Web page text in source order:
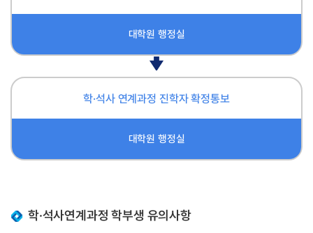
대학원 행정실
학·석사 연계과정 진학자 확정통보
대학원 행정실
학·석사연계과정 학부생 유의사항